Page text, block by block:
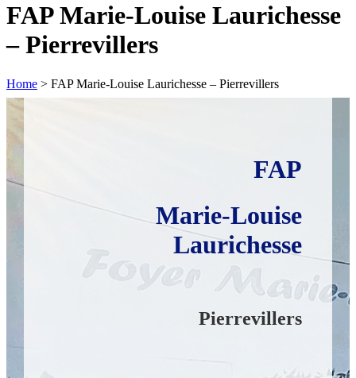
FAP Marie-Louise Laurichesse
– Pierrevillers
Home > FAP Marie-Louise Laurichesse – Pierrevillers
FAP
Marie-Louise
Laurichesse
Pierrevillers